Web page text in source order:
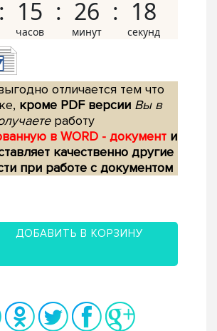
15 26 17
отличается тем что
кроме PDF версии Вы в
работу
в WORD - документ и
качественно другие
при работе с документом
ДОБАВИТЬ В КОРЗИНУ